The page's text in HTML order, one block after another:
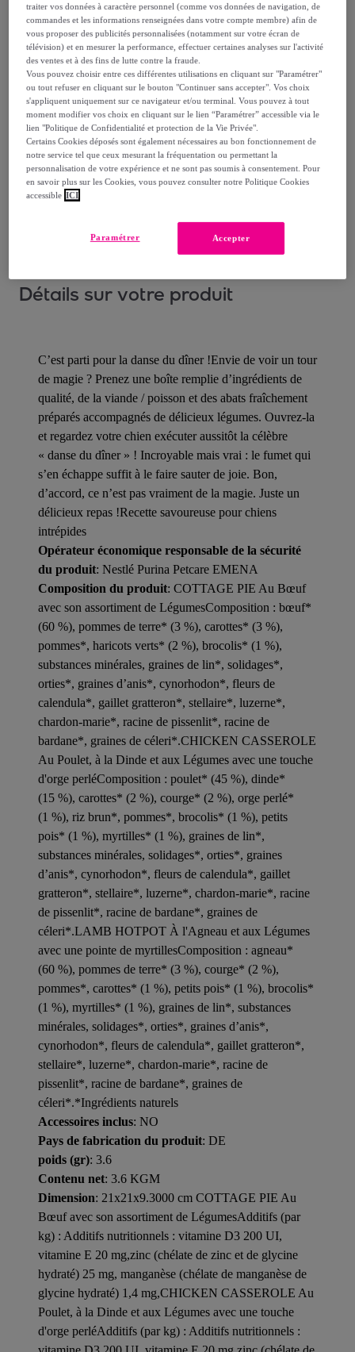
Livraison
Livraison à partir de6,98 €
Offerte par la marque dès 49 € d'achat
Livraison estimée: entre le10/08et le13/08
Comment ça marche ?
Détails sur votre produit
C’est parti pour la danse du dîner !Envie de voir un tour
de magie ? Prenez une boîte remplie d’ingrédients de
qualité, de la viande / poisson et des abats fraîchement
préparés accompagnés de délicieux légumes. Ouvrez-la
et regardez votre chien exécuter aussitôt la célèbre
« danse du dîner » ! Incroyable mais vrai : le fumet qui
s’en échappe suffit à le faire sauter de joie. Bon,
d’accord, ce n’est pas vraiment de la magie. Juste un
délicieux repas !Recette savoureuse pour chiens
intrépides
Opérateur économique responsable de la sécurité
du produit: Nestlé Purina Petcare EMENA
Composition du produit: COTTAGE PIE Au Bœuf
avec son assortiment de LégumesComposition : bœuf*
(60 %), pommes de terre* (3 %), carottes* (3 %),
pommes*, haricots verts* (2 %), brocolis* (1 %),
substances minérales, graines de lin*, solidages*,
orties*, graines d’anis*, cynorhodon*, fleurs de
calendula*, gaillet gratteron*, stellaire*, luzerne*,
chardon-marie*, racine de pissenlit*, racine de
bardane*, graines de céleri*.CHICKEN CASSEROLE
Au Poulet, à la Dinde et aux Légumes avec une touche
d'orge perléComposition : poulet* (45 %), dinde*
(15 %), carottes* (2 %), courge* (2 %), orge perlé*
(1 %), riz brun*, pommes*, brocolis* (1 %), petits
pois* (1 %), myrtilles* (1 %), graines de lin*,
substances minérales, solidages*, orties*, graines
d’anis*, cynorhodon*, fleurs de calendula*, gaillet
gratteron*, stellaire*, luzerne*, chardon-marie*, racine
de pissenlit*, racine de bardane*, graines de
céleri*.LAMB HOTPOT À l'Agneau et aux Légumes
avec une pointe de myrtillesComposition : agneau*
(60 %), pommes de terre* (3 %), courge* (2 %),
pommes*, carottes* (1 %), petits pois* (1 %), brocolis*
(1 %), myrtilles* (1 %), graines de lin*, substances
minérales, solidages*, orties*, graines d’anis*,
cynorhodon*, fleurs de calendula*, gaillet gratteron*,
stellaire*, luzerne*, chardon-marie*, racine de
pissenlit*, racine de bardane*, graines de
céleri*.*Ingrédients naturels
Accessoires inclus: NO
Pays de fabrication du produit: DE
poids (gr): 3.6
Contenu net: 3.6 KGM
Dimension: 21x21x9.3000 cm COTTAGE PIE Au
Bœuf avec son assortiment de LégumesAdditifs (par
kg) : Additifs nutritionnels : vitamine D3 200 UI,
vitamine E 20 mg,zinc (chélate de zinc et de glycine
hydraté) 25 mg, manganèse (chélate de manganèse de
glycine hydraté) 1,4 mg,CHICKEN CASSEROLE Au
Poulet, à la Dinde et aux Légumes avec une touche
d'orge perléAdditifs (par kg) : Additifs nutritionnels :
traiter vos données à caractère personnel (comme vos données de navigation, de
commandes et les informations renseignées dans votre compte membre) afin de
vous proposer des publicités personnalisées (notamment sur votre écran de
télévision) et en mesurer la performance, effectuer certaines analyses sur l'activité
des ventes et à des fins de lutte contre la fraude.
Vous pouvez choisir entre ces différentes utilisations en cliquant sur "Paramétrer"
ou tout refuser en cliquant sur le bouton "Continuer sans accepter". Vos choix
s'appliquent uniquement sur ce navigateur et/ou terminal. Vous pouvez à tout
moment modifier vos choix en cliquant sur le lien “Paramétrer” accessible via le
lien "Politique de Confidentialité et protection de la Vie Privée".
Certains Cookies déposés sont également nécessaires au bon fonctionnement de
notre service tel que ceux mesurant la fréquentation ou permettant la
personnalisation de votre expérience et ne sont pas soumis à consentement. Pour
en savoir plus sur les Cookies, vous pouvez consulter notre Politique Cookies
accessible ICI
Accepter
Paramétrer